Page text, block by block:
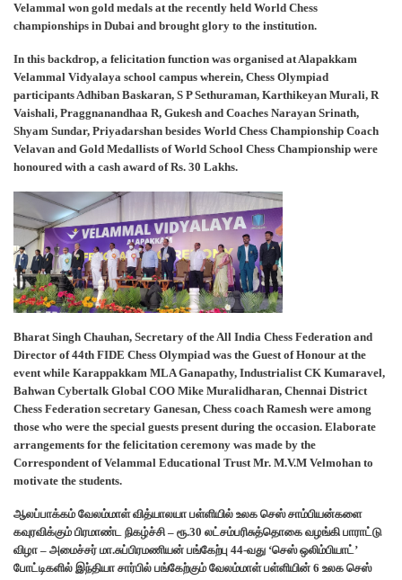
Velammal won gold medals at the recently held World Chess
championships in Dubai and brought glory to the institution.
In this backdrop, a felicitation function was organised at Alapakkam
Velammal Vidyalaya school campus wherein, Chess Olympiad
participants Adhiban Baskaran, S P Sethuraman, Karthikeyan Murali, R
Vaishali, Praggnanandhaa R, Gukesh and Coaches Narayan Srinath,
Shyam Sundar, Priyadarshan besides World Chess Championship Coach
Velavan and Gold Medallists of World School Chess Championship were
honoured with a cash award of Rs. 30 Lakhs.
Bharat Singh Chauhan, Secretary of the All India Chess Federation and
Director of 44th FIDE Chess Olympiad was the Guest of Honour at the
event while Karappakkam MLA Ganapathy, Industrialist CK Kumaravel,
Bahwan Cybertalk Global COO Mike Muralidharan, Chennai District
Chess Federation secretary Ganesan, Chess coach Ramesh were among
those who were the special guests present during the occasion. Elaborate
arrangements for the felicitation ceremony was made by the
Correspondent of Velammal Educational Trust Mr. M.V.M Velmohan to
motivate the students.
ஆலப்பாக்கம் வேலம்மாள் வித்யாலயா பள்ளியில் உலக செஸ் சாம்பியன்களை
கவுரவிக்கும் பிரமாண்ட நிகழ்ச்சி – ரூ.30 லட்சம்பரிசுத்தொகை வழங்கி பாராட்டு
விழா – அமைச்சர் மா.சுப்பிரமணியன் பங்கேற்பு 44-வது ‘செஸ் ஒலிம்பியாட்’
போட்டிகளில் இந்தியா சார்பில் பங்கேற்கும் வேலம்மாள் பள்ளியின் 6 உலக செஸ்